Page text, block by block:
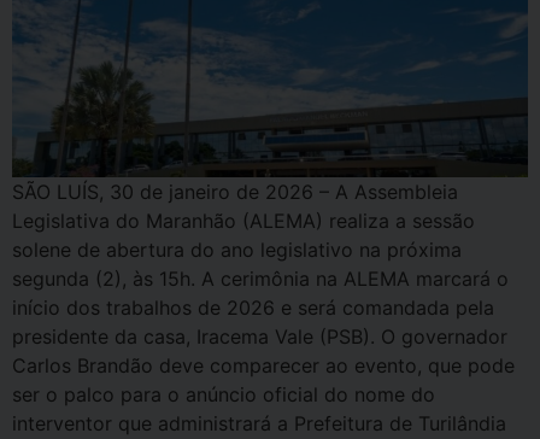
SÃO LUÍS, 30 de janeiro de 2026 – A Assembleia
Legislativa do Maranhão (ALEMA) realiza a sessão
solene de abertura do ano legislativo na próxima
segunda (2), às 15h. A cerimônia na ALEMA marcará o
início dos trabalhos de 2026 e será comandada pela
presidente da casa, Iracema Vale (PSB). O governador
Carlos Brandão deve comparecer ao evento, que pode
ser o palco para o anúncio oficial do nome do
interventor que administrará a Prefeitura de Turilândia